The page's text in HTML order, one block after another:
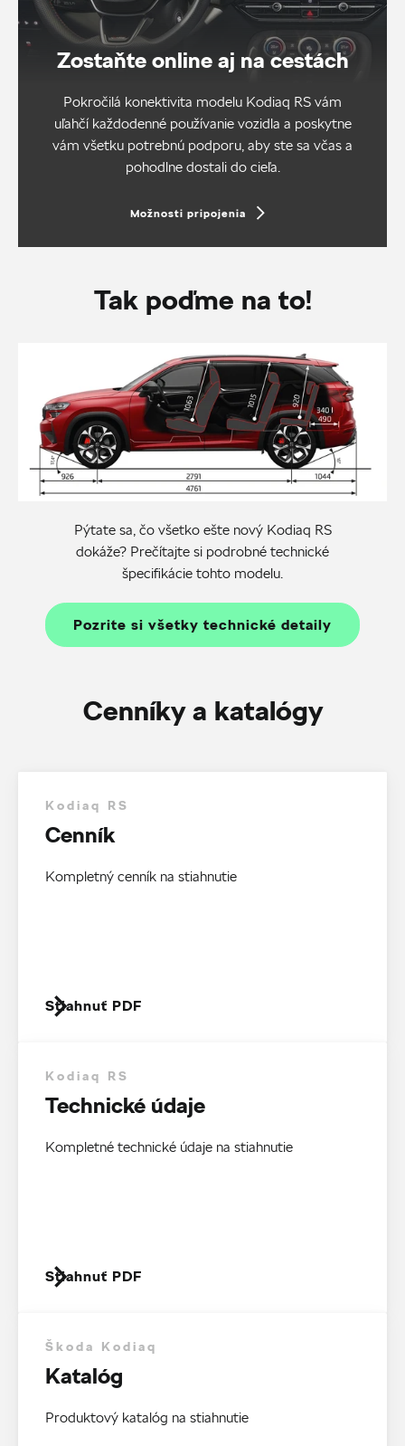
Zostaňte online aj na cestách
Pokročilá konektivita modelu Kodiaq RS vám
uľahčí každodenné používanie vozidla a poskytne
vám všetku potrebnú podporu, aby ste sa včas a
pohodlne dostali do cieľa.
Možnosti pripojenia
Tak poďme na to!
Pýtate sa, čo všetko ešte nový Kodiaq RS
dokáže? Prečítajte si podrobné technické
špecifikácie tohto modelu.
Pozrite si všetky technické detaily
Cenníky a katalógy
Kodiaq RS
Cenník
Kompletný cenník na stiahnutie
Stiahnuť PDF
Kodiaq RS
Technické údaje
Kompletné technické údaje na stiahnutie
Stiahnuť PDF
Škoda Kodiaq
Katalóg
Produktový katalóg na stiahnutie